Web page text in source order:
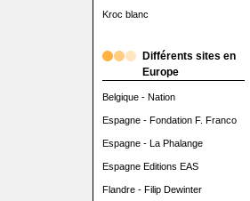
Kroc blanc
Différents sites en
Europe
Belgique - Nation
Espagne - Fondation F. Franco
Espagne - La Phalange
Espagne Editions EAS
Flandre - Filip Dewinter